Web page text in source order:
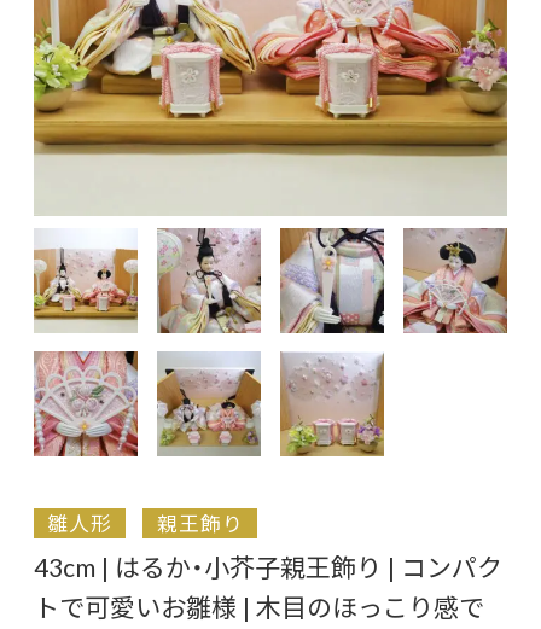
雛人形 親王飾り
43cm | はるか・小芥子親王飾り | コンパク
トで可愛いお雛様 | 木目のほっこり感で